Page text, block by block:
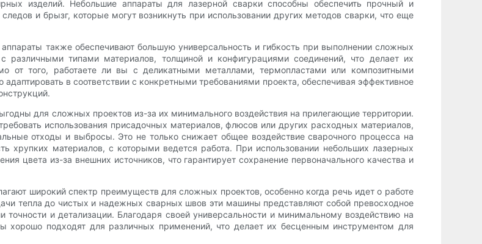
изделий. Небольшие аппараты для лазерной сварки способны обеспечить прочный и
и брызг, которые могут возникнуть при использовании других методов сварки, что еще
также обеспечивают большую универсальность и гибкость при выполнении сложных
типами материалов, толщиной и конфигурациями соединений, что делает их
от того, работаете ли вы с деликатными металлами, термопластами или композитными
в соответствии с конкретными требованиями проекта, обеспечивая эффективное
для сложных проектов из-за их минимального воздействия на прилегающие территории.
использования присадочных материалов, флюсов или других расходных материалов,
отходы и выбросы. Это не только снижает общее воздействие сварочного процесса на
хрупких материалов, с которыми ведется работа. При использовании небольших лазерных
цвета из-за внешних источников, что гарантирует сохранение первоначального качества и
широкий спектр преимуществ для сложных проектов, особенно когда речь идет о работе
тепла до чистых и надежных сварных швов эти машины представляют собой превосходное
и детализации. Благодаря своей универсальности и минимальному воздействию на
подходят для различных применений, что делает их бесценным инструментом для